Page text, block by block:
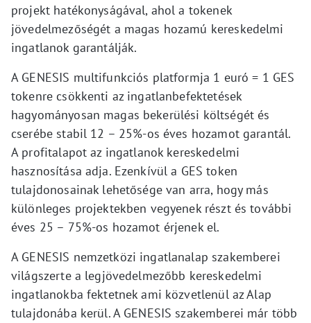
projekt hatékonyságával, ahol a tokenek
jövedelmezőségét a magas hozamú kereskedelmi
ingatlanok garantálják.
A GENESIS multifunkciós platformja 1 euró = 1 GES
tokenre csökkenti az ingatlanbefektetések
hagyományosan magas bekerülési költségét és
cserébe stabil 12 – 25%-os éves hozamot garantál.
A profitalapot az ingatlanok kereskedelmi
hasznosítása adja. Ezenkívül a GES token
tulajdonosainak lehetősége van arra, hogy más
különleges projektekben vegyenek részt és további
éves 25 – 75%-os hozamot érjenek el.
A GENESIS nemzetközi ingatlanalap szakemberei
világszerte a legjövedelmezőbb kereskedelmi
ingatlanokba fektetnek ami közvetlenül az Alap
tulajdonába kerül. A GENESIS szakemberei már több